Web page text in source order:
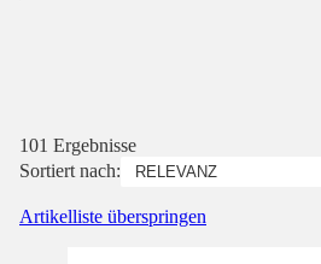
101 Ergebnisse
Sortiert nach:
Artikelliste überspringen